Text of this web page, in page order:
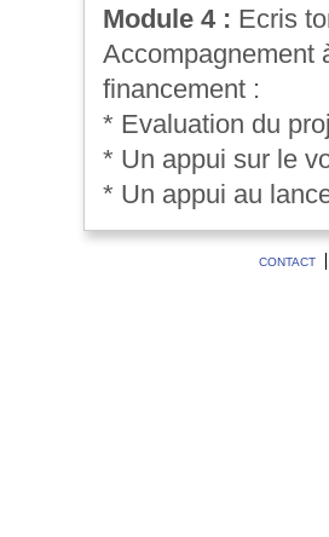
Module 4 : Ecris
Accompagnement
financement :
* Evaluation du
* Un appui sur le
* Un appui au
CONTACT